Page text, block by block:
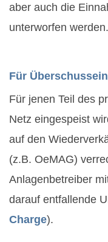
aber auch die
unterworfen werden.
Für
Für jenen Teil des
Netz eingespeist
auf den
(z.B. OeMAG)
Anlagenbetreiber
darauf entfallende
Charge).